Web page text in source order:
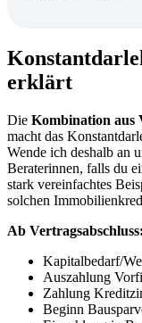
erklärt
Die Kombination aus
macht das
Wende ich deshalb an
Beraterinnen, falls du
stark vereinfachtes
solchen
Ab Vertragsabschluss:
Kapitalbedarf/
Auszahlung
Zahlung
Beginn